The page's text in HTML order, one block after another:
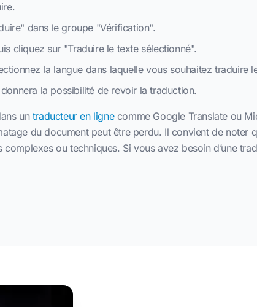
dans le groupe "Vérification".
cliquez sur "Traduire le texte sélectionné".
la langue dans laquelle vous souhaitez traduire
la possibilité de revoir la traduction.
untraducteur en lignecomme Google Translate ou
du document peut être perdu. Il convient de
ou techniques. Si vous avez besoin d’une